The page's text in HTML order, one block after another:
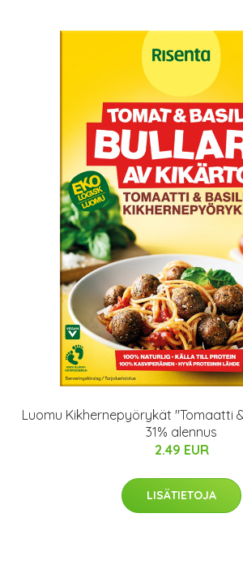
Luomu Kikhernepyörykät "Tomaatti
31% alennus
2.49 EUR
LISÄTIETOJA